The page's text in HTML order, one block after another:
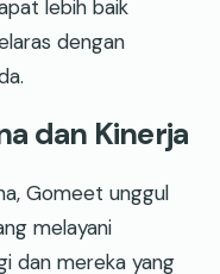
lebih baik
dengan
dan Kinerja
Gomeet unggul
melayani
dan mereka yang